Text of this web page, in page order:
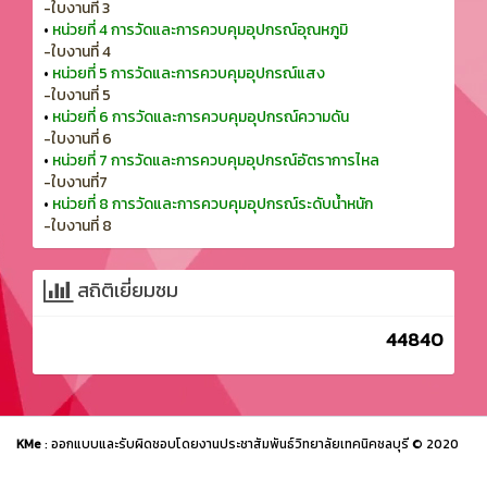
-ใบงานที่ 3
• หน่วยที่ 4 การวัดและการควบคุมอุปกรณ์อุณหภูมิ
-ใบงานที่ 4
• หน่วยที่ 5 การวัดและการควบคุมอุปกรณ์แสง
-ใบงานที่ 5
• หน่วยที่ 6 การวัดและการควบคุมอุปกรณ์ความดัน
-ใบงานที่ 6
• หน่วยที่ 7 การวัดและการควบคุมอุปกรณ์อัตราการไหล
-ใบงานที่7
• หน่วยที่ 8 การวัดและการควบคุมอุปกรณ์ระดับน้ำหนัก
-ใบงานที่ 8
สถิติเยี่ยมชม
44840
KMe: ออกแบบและรับผิดชอบโดยงานประชาสัมพันธ์วิทยาลัยเทคนิคชลบุรี © 2020